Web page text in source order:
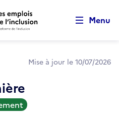
contenu principal
Menu
Mise à jour le 10/07/2026